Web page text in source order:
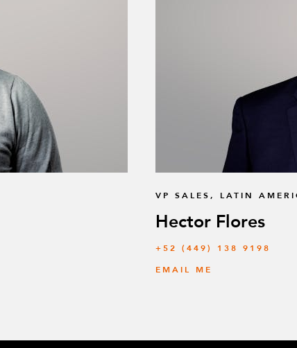
VP SALES, LATIN
Hector Flores
+52 (449) 138 9198
EMAIL ME